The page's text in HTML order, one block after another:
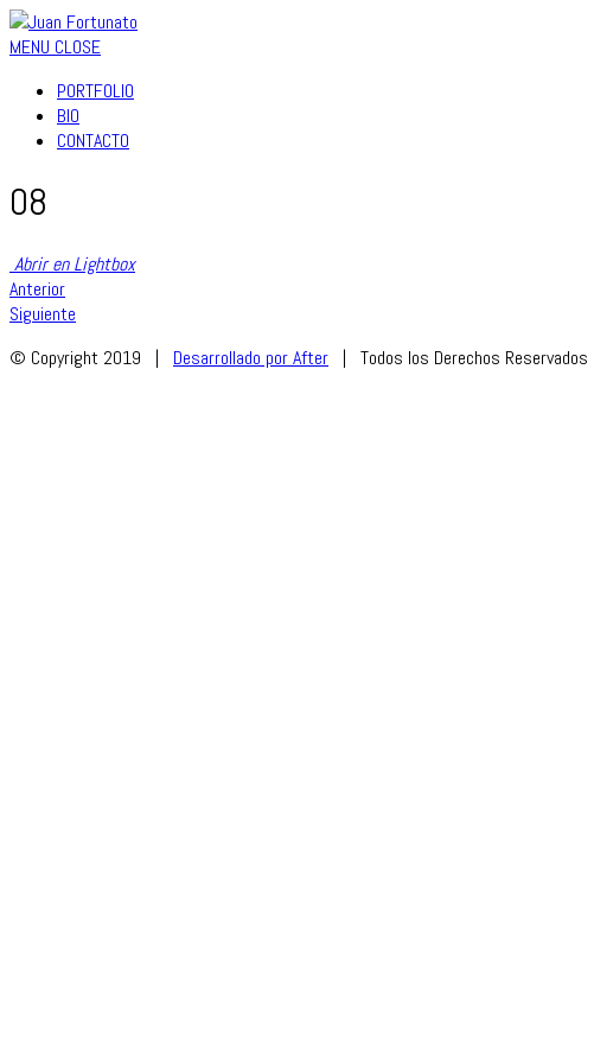
MENU CLOSE
PORTFOLIO
BIO
CONTACTO
08
Abrir en Lightbox
Anterior
Siguiente
© Copyright 2019 | Desarrollado por After | Todos los Derechos Reservados